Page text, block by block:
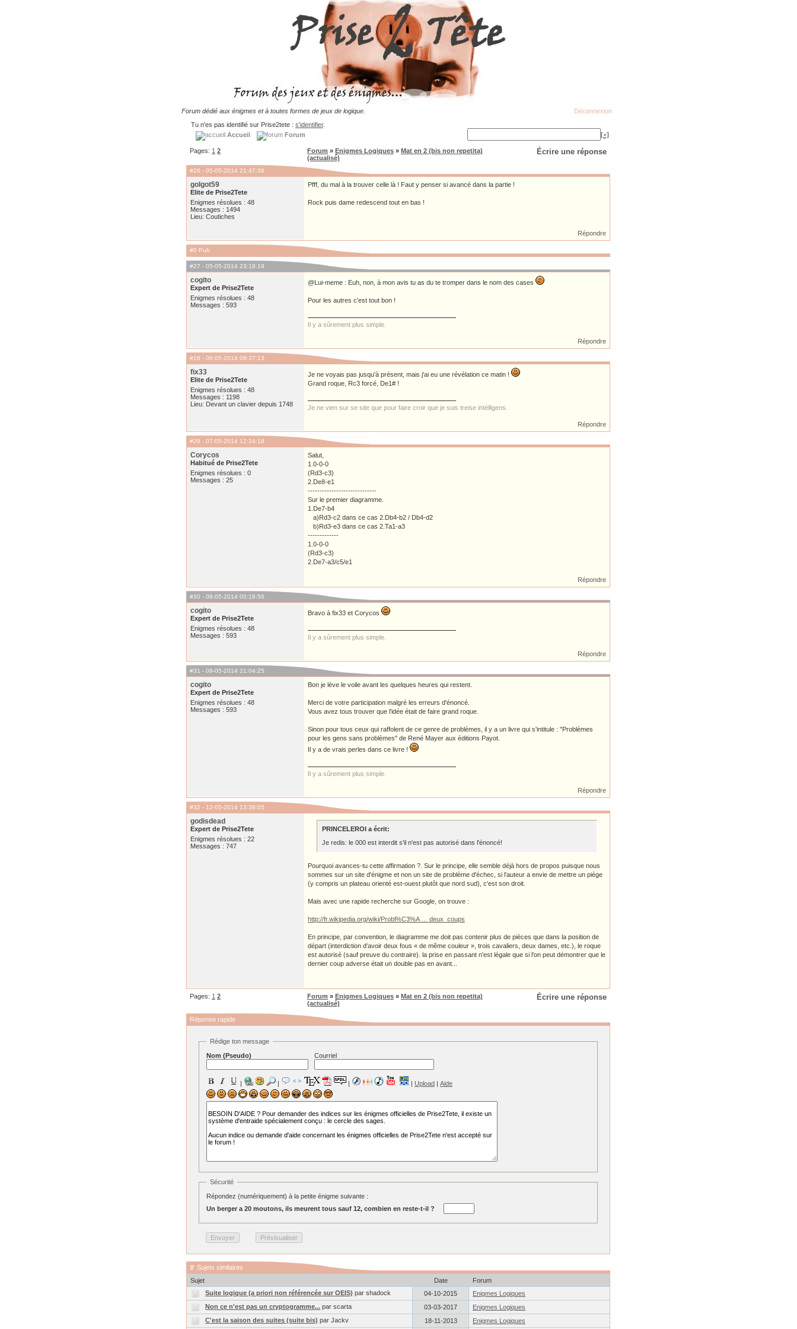
Forum dédié aux énigmes et à toutes formes de jeux de logique.
Déconnexion
Tu n'es pas identifié sur Prise2tete : s'identifier.
Accueil
Forum [+]
Pages: 1 2 Écrire une réponse
Forum » Enigmes Logiques » Mat en 2 (bis non repetita)
(actualisé)
#26 - 05-05-2014 21:47:36
golgot59
Elite de Prise2Tete
Enigmes résolues : 48
Messages : 1494
Lieu: Coutiches
Pfff, du mal à la trouver celle là ! Faut y penser si avancé dans la partie !
Rock puis dame redescend tout en bas !
Répondre
#0 Pub
#27 - 05-05-2014 23:18:19
cogito
Expert de Prise2Tete
Enigmes résolues : 48
Messages : 593
@Lui-meme : Euh, non, à mon avis tu as du te tromper dans le nom des cases
Pour les autres c'est tout bon !
Il y a sûrement plus simple.
Répondre
#28 - 06-05-2014 08:37:13
fix33
Elite de Prise2Tete
Enigmes résolues : 48
Messages : 1198
Lieu: Devant un clavier depuis 1748
Je ne voyais pas jusqu'à présent, mais j'ai eu une révélation ce matin !
Grand roque, Rc3 forcé, De1# !
Je ne vien sur se site que pour faire croir que je suis treise intélligens.
Répondre
#29 - 07-05-2014 12:24:18
Corycos
Habitué de Prise2Tete
Enigmes résolues : 0
Messages : 25
Salut,
1.0-0-0
(Rd3-c3)
2.De8-e1
-----------------------------
Sur le premier diagramme.
1.De7-b4
a)Rd3-c2 dans ce cas 2.Db4-b2 / Db4-d2
b)Rd3-e3 dans ce cas 2.Ta1-a3
-------------
1.0-0-0
(Rd3-c3)
2.De7-a3/c5/e1
Répondre
#30 - 08-05-2014 00:18:56
cogito
Expert de Prise2Tete
Enigmes résolues : 48
Messages : 593
Bravo à fix33 et Corycos
Il y a sûrement plus simple.
Répondre
#31 - 09-05-2014 21:04:25
cogito
Expert de Prise2Tete
Enigmes résolues : 48
Messages : 593
Bon je lève le voile avant les quelques heures qui restent.
Merci de votre participation malgré les erreurs d'énoncé.
Vous avez tous trouver que l'idée était de faire grand roque.
Sinon pour tous ceux qui raffolent de ce genre de problèmes, il y a un livre qui s'intitule : "Problèmes
pour les gens sans problèmes" de René Mayer aux éditions Payot.
Il y a de vrais perles dans ce livre !
Il y a sûrement plus simple.
Répondre
#32 - 12-05-2014 13:39:05
godisdead
Expert de Prise2Tete
Enigmes résolues : 22
Messages : 747
PRINCELEROI a écrit:
Je redis: le 000 est interdit s'il n'est pas autorisé dans l'énoncé!
Pourquoi avances-tu cette affirmation ?. Sur le principe, elle semble déjà hors de propos puisque nous
sommes sur un site d'énigme et non un site de problème d'échec, si l'auteur a envie de mettre un piège
(y compris un plateau orienté est-ouest plutôt que nord sud), c'est son droit.
Mais avec une rapide recherche sur Google, on trouve :
http://fr.wikipedia.org/wiki/Probl%C3%A … deux_coups
En principe, par convention, le diagramme me doit pas contenir plus de pièces que dans la position de
départ (interdiction d'avoir deux fous « de même couleur », trois cavaliers, deux dames, etc.), le roque
est autorisé (sauf preuve du contraire). la prise en passant n'est légale que si l'on peut démontrer que le
dernier coup adverse était un double pas en avant...
Écrire une réponse
Pages: 1 2 Forum » Enigmes Logiques » Mat en 2 (bis non repetita)
(actualisé)
Réponse rapide
Rédige ton message
Nom (Pseudo)
Courriel
| | | | Upload | Aide
Sécurité
Répondez (numériquement) à la petite énigme suivante :
Un berger a 20 moutons, ils meurent tous sauf 12, combien en reste-t-il ?
Sujets similaires
Sujet
Date
Forum
Suite logique (a priori non référencée sur OEIS) par shadock 04-10-2015
Enigmes Logiques
Non ce n'est pas un cryptogramme... par scarta 03-03-2017
Enigmes Logiques
C'est la saison des suites (suite bis) par Jackv 18-11-2013 Enigmes Logiques